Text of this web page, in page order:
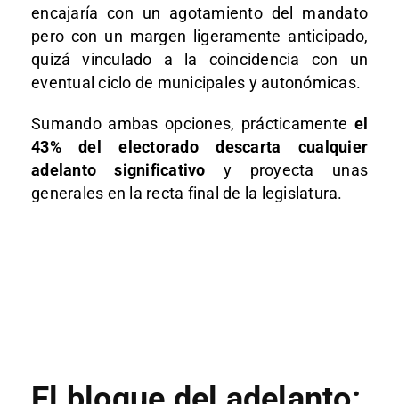
encajaría con un agotamiento del mandato
pero con un margen ligeramente anticipado,
quizá vinculado a la coincidencia con un
eventual ciclo de municipales y autonómicas.
Sumando ambas opciones, prácticamente el
43% del electorado descarta cualquier
adelanto significativo y proyecta unas
generales en la recta final de la legislatura.